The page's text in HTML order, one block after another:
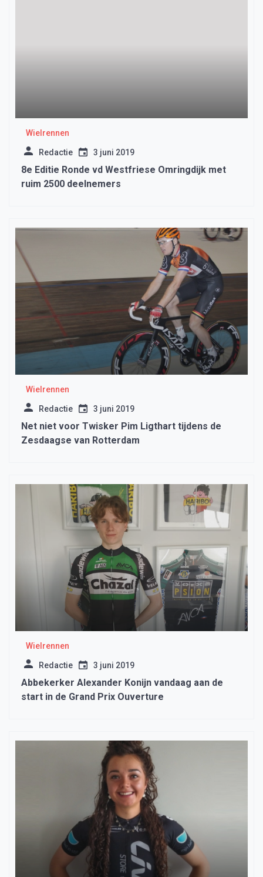
Wielrennen
Redactie 3 juni 2019
8e Editie Ronde vd Westfriese Omringdijk met
ruim 2500 deelnemers
Wielrennen
Redactie 3 juni 2019
Net niet voor Twisker Pim Ligthart tijdens de
Zesdaagse van Rotterdam
Wielrennen
Redactie 3 juni 2019
Abbekerker Alexander Konijn vandaag aan de
start in de Grand Prix Ouverture